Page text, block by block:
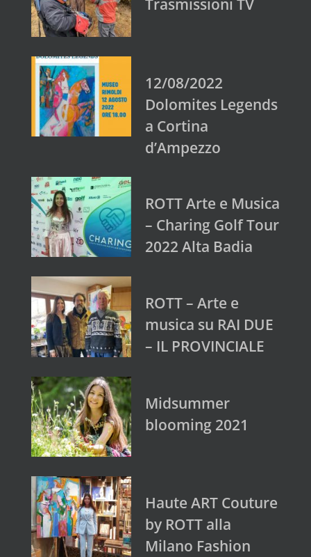
Trasmissioni TV
12/08/2022
Dolomites Legends
a Cortina
d’Ampezzo
ROTT Arte e Musica
– Charing Golf Tour
2022 Alta Badia
ROTT – Arte e
musica su RAI DUE
– IL PROVINCIALE
Midsummer
blooming 2021
Haute ART Couture
by ROTT alla
Milano Fashion